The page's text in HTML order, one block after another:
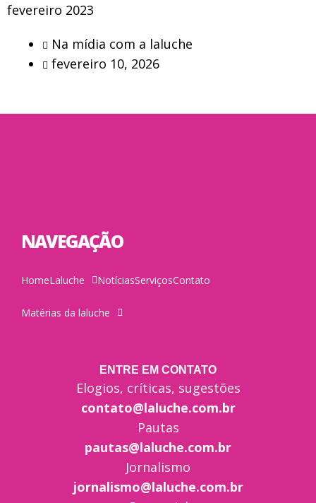
fevereiro 2023
Na mídia com a laluche
fevereiro 10, 2026
NAVEGAÇÃO
HomeLaluche NotíciasServiçosContato
Matérias da laluche
ENTRE EM CONTATO
Elogios, críticas, sugestões
contato@laluche.com.br
Pautas
pautas@laluche.com.br
Jornalismo
jornalismo@laluche.com.br